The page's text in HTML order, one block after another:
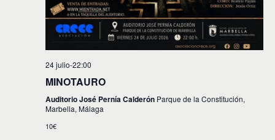
24 julio-22:00
MINOTAURO
Auditorio José Pernía Calderón Parque de la Constitución,
Marbella, Málaga
10€